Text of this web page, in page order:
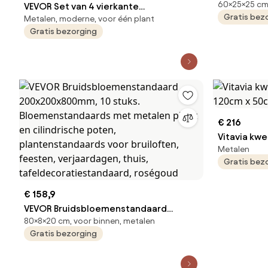
VEVOR Set van 4 vierkante
bloemenkrukken 20x20x80cm
Bloemenstandaard IJzeren bijzettafel
Plantenstandaard Metalen standaard
voor decoratie van bars Hotels Cafés
Metalen, moderne, voor één plant
Gratis bezorging
feesten,
roségoud
60×25×25
Gratis
€ 158,9
VEVOR Bruidsbloemenstandaard
200x200x800mm, 10 stuks.
Bloemenstandaards met metalen
plantenstandaards voor bruiloften,
80×8×20 cm, voor binnen, metalen
Gratis bezorging
€ 216
Vitavia
x 50cm -
Metalen
Gratis